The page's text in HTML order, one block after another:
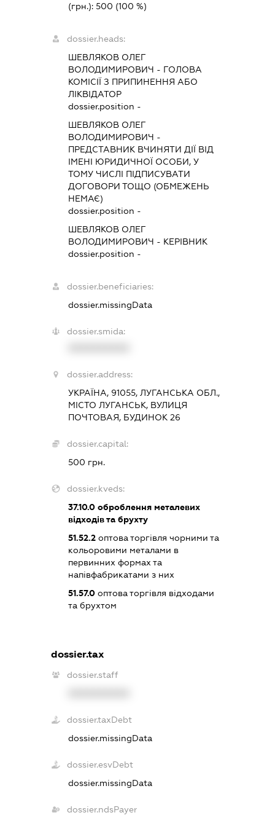
(грн.): 500 (100 %)
dossier.heads:
ШЕВЛЯКОВ ОЛЕГ
ВОЛОДИМИРОВИЧ - ГОЛОВА
КОМІСІЇ З ПРИПИНЕННЯ АБО
ЛІКВІДАТОР
dossier.position -
ШЕВЛЯКОВ ОЛЕГ
ВОЛОДИМИРОВИЧ -
ПРЕДСТАВНИК ВЧИНЯТИ ДІЇ ВІД
ІМЕНІ ЮРИДИЧНОЇ ОСОБИ, У
ТОМУ ЧИСЛІ ПІДПИСУВАТИ
ДОГОВОРИ ТОЩО (ОБМЕЖЕНЬ
НЕМАЄ)
dossier.position -
ШЕВЛЯКОВ ОЛЕГ
ВОЛОДИМИРОВИЧ - КЕРІВНИК
dossier.position -
dossier.beneficiaries:
dossier.missingData
dossier.smida:
dossier.address:
УКРАЇНА, 91055, ЛУГАНСЬКА ОБЛ.,
МІСТО ЛУГАНСЬК, ВУЛИЦЯ
ПОЧТОВАЯ, БУДИНОК 26
dossier.capital:
500 грн.
dossier.kveds:
37.10.0оброблення металевих
відходів та брухту
51.52.2оптова торгівля чорними та
кольоровими металами в
первинних формах та
напівфабрикатами з них
51.57.0оптова торгівля відходами
та брухтом
dossier.tax
dossier.staff
dossier.taxDebt
dossier.missingData
dossier.esvDebt
dossier.missingData
dossier.ndsPayer